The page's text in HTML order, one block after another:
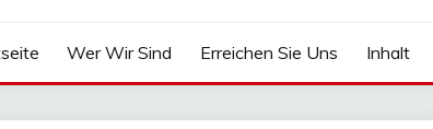
Wer Wir Sind Erreichen Sie Uns Inhalt